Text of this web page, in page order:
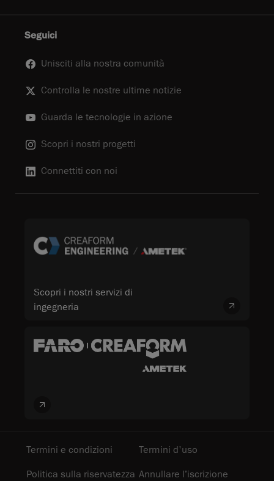
Seguici
Unisciti alla nostra comunità
Controlla le nostre ultime notizie
Guarda le tecnologie in azione
Scopri i nostri progetti
Connettiti con noi
Scopri i nostri servizi di
ingegneria
Termini e condizioni
Termini d'uso
Politica sulla riservatezza Annullare l’iscrizione